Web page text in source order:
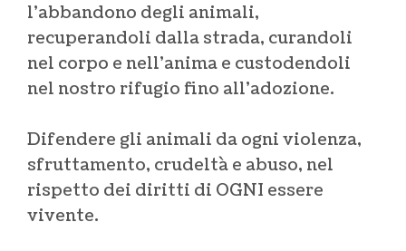
l’abbandono degli animali,
recuperandoli dalla strada, curandoli
nel corpo e nell’anima e custodendoli
nel nostro rifugio fino all’adozione.
Difendere gli animali da ogni violenza,
sfruttamento, crudeltà e abuso, nel
rispetto dei diritti di OGNI essere
vivente.